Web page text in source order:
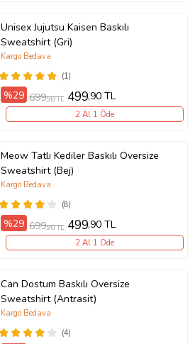
Unisex Jujutsu Kaisen Baskılı
Sweatshirt (Gri)
(1)
Kargo Bedava
%29 699,90 TL 499,90 TL
2 Al 1 Öde
Meow Tatlı Kediler Baskılı Oversize
Sweatshirt (Bej)
(8)
Kargo Bedava
%29 699,90 TL 499,90 TL
2 Al 1 Öde
Can Dostum Baskılı Oversize
Sweatshirt (Antrasit)
(4)
Kargo Bedava